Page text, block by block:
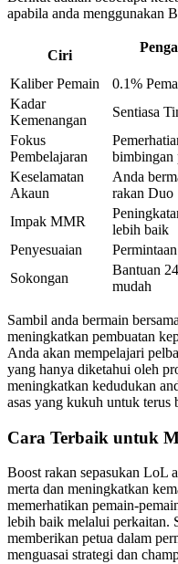
apabila anda menggunakan
Ciri
Kaliber Pemain
0.1%
Kadar
Kemenangan
Sentiasa
Fokus
Pembelajaran
bimbingan
Keselamatan
Akaun
Anda
rakan Duo
Impak MMR
lebih baik
Penyesuaian
Sokongan
Bantuan
mudah
Sambil anda bermain
meningkatkan pembuatan
Anda akan mempelajari
yang hanya diketahui oleh
meningkatkan kedudukan
asas yang kukuh untuk terus
Cara Terbaik untuk
Boost rakan sepasukan LoL
merta dan meningkatkan
memerhatikan pemain-
lebih baik melalui perkaitan.
memberikan petua dalam
menguasai strategi dan